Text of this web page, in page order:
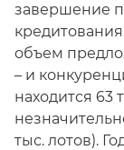
завершение
объем
– и
находится 63
тыс. лотов).